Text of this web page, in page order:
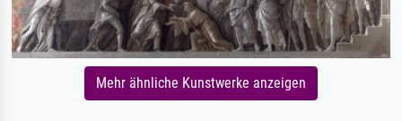
Mehr ähnliche Kunstwerke anzeigen